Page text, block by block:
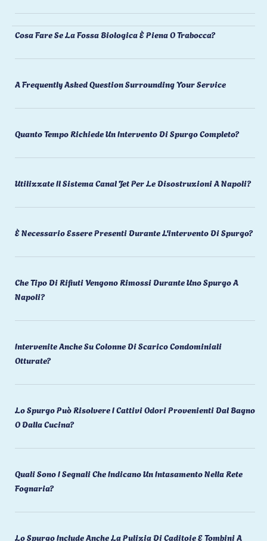
Cosa Fare Se La Fossa Biologica È Piena O Trabocca?
A Frequently Asked Question Surrounding Your Service
Quanto Tempo Richiede Un Intervento Di Spurgo Completo?
Utilizzate Il Sistema Canal Jet Per Le Disostruzioni A Napoli?
È Necessario Essere Presenti Durante L'intervento Di Spurgo?
Che Tipo Di Rifiuti Vengono Rimossi Durante Uno Spurgo A
Napoli?
Intervenite Anche Su Colonne Di Scarico Condominiali
Otturate?
Lo Spurgo Può Risolvere I Cattivi Odori Provenienti Dal Bagno
O Dalla Cucina?
Quali Sono I Segnali Che Indicano Un Intasamento Nella Rete
Fognaria?
Lo Spurgo Include Anche La Pulizia Di Caditoie E Tombini A